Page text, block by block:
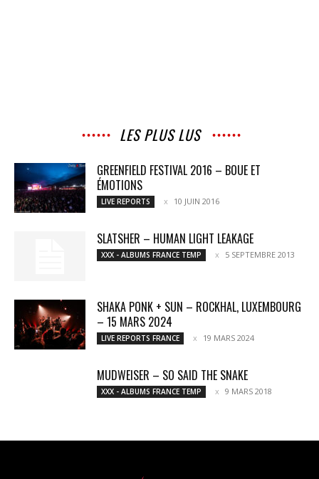
LES PLUS LUS
GREENFIELD FESTIVAL 2016 – BOUE ET
ÉMOTIONS
LIVE REPORTS 10 JUIN 2016
SLATSHER – HUMAN LIGHT LEAKAGE
XXX - ALBUMS FRANCE TEMP 5 SEPTEMBRE 2013
SHAKA PONK + SUN – ROCKHAL, LUXEMBOURG
– 15 MARS 2024
LIVE REPORTS FRANCE 19 MARS 2024
MUDWEISER – SO SAID THE SNAKE
XXX - ALBUMS FRANCE TEMP 9 MARS 2018